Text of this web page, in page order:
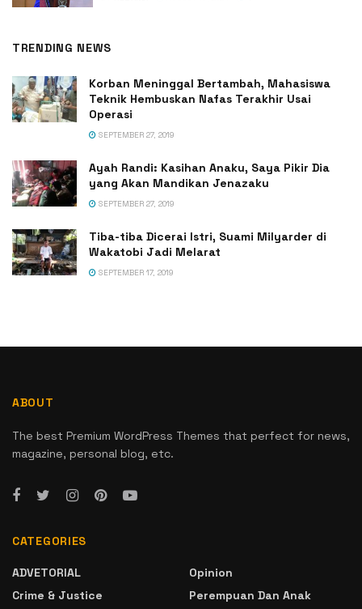
TRENDING NEWS
Korban Meninggal Bertambah, Mahasiswa
Teknik Hembuskan Nafas Terakhir Usai
Operasi
SEPTEMBER 27, 2019
Ayah Randi: Kasihan Anaku, Saya Pikir Dia
yang Akan Mandikan Jenazaku
SEPTEMBER 27, 2019
Tiba-tiba Dicerai Istri, Suami Milyarder di
Wakatobi Jadi Melarat
SEPTEMBER 17, 2019
ABOUT
The best Premium WordPress Themes that perfect for news,
magazine, personal blog, etc.
CATEGORIES
ADVETORIAL
Crime & Justice
Opinion
Perempuan Dan Anak